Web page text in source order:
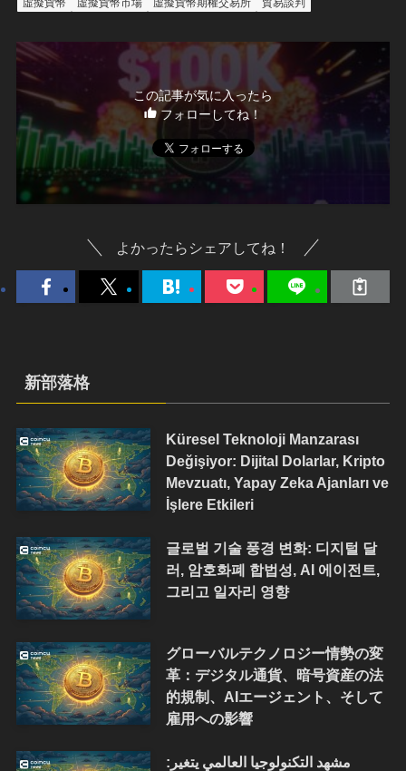
虛擬貨幣 虛擬貨幣市場 虛擬貨幣期權交易所 貿易談判
この記事が気に入ったら
フォローしてね！
よかったらシェアしてね！
新部落格
Küresel Teknoloji Manzarası
Değişiyor: Dijital Dolarlar, Kripto
Mevzuatı, Yapay Zeka Ajanları ve
İşlere Etkileri
글로벌 기술 풍경 변화: 디지털 달
러, 암호화폐 합법성, AI 에이전트,
그리고 일자리 영향
グローバルテクノロジー情勢の変
革：デジタル通貨、暗号資産の法
的規制、AIエージェント、そして
雇用への影響
مشهد التكنولوجيا العالمي يتغير: